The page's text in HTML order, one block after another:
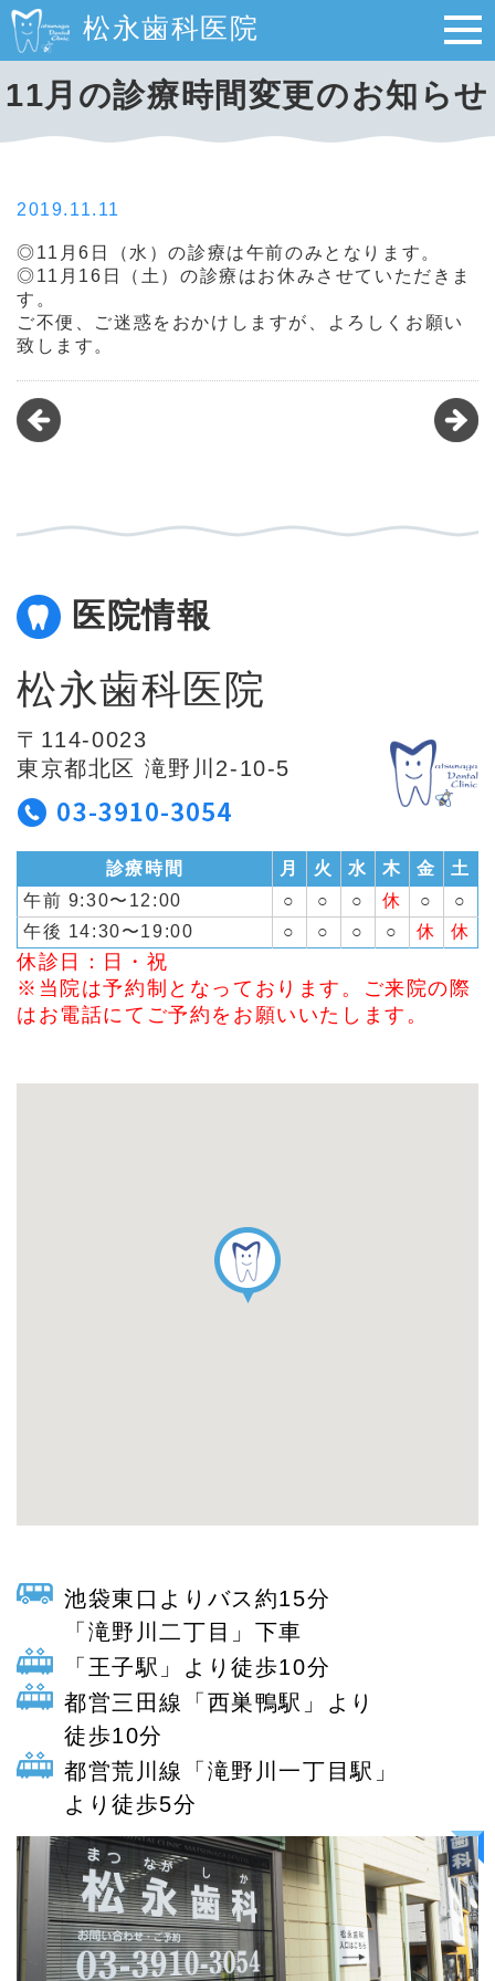
松永歯科医院
11月の診療時間変更のお知らせ
2019.11.11
◎11月6日（水）の診療は午前のみとなります。
◎11月16日（土）の診療はお休みさせていただきま
す。
ご不便、ご迷惑をおかけしますが、よろしくお願い
致します。
医院情報
松永歯科医院
〒114-0023
東京都北区 滝野川2-10-5
診療時間 月 火 水 木 金
土
午前 9:30〜12:00
○ ○ ○ 休 ○
○
午後 14:30〜19:00
○ ○ ○ ○ 休 休
休診日：日・祝
※当院は予約制となっております。ご来院の際
はお電話にてご予約をお願いいたします。
池袋東口よりバス約15分
「滝野川二丁目」下車
「王子駅」より徒歩10分
都営三田線「西巣鴨駅」より
徒歩10分
都営荒川線「滝野川一丁目駅」
より徒歩5分